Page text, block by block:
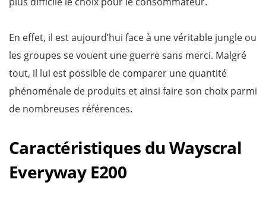
En effet, il est aujourd’hui face à une véritable jungle ou
les groupes se vouent une guerre sans merci. Malgré
tout, il lui est possible de comparer une quantité
phénoménale de produits et ainsi faire son choix parmi
de nombreuses références.
Caractéristiques du Wayscral
Everyway E200